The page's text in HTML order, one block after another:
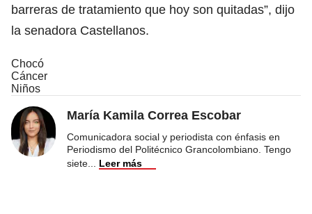
barreras de tratamiento que hoy son quitadas”, dijo
la senadora Castellanos.
Chocó
Cáncer
Niños
María Kamila Correa Escobar
Comunicadora social y periodista con énfasis en
Periodismo del Politécnico Grancolombiano. Tengo
siete
Leer más